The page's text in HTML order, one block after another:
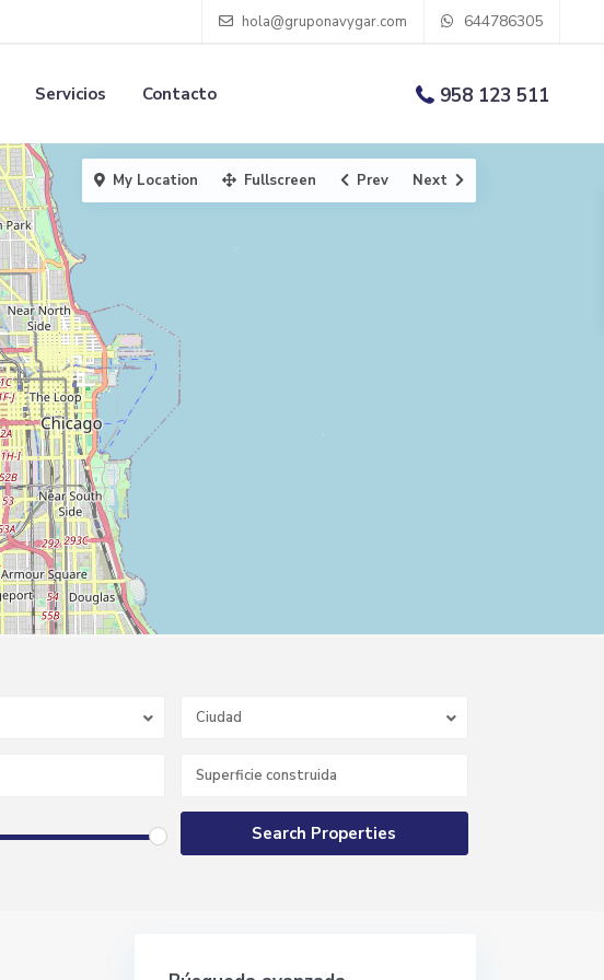
hola@gruponavygar.com 644786305
958 123 511
Servicios Contacto
My Location Fullscreen Prev Next
Ciudad